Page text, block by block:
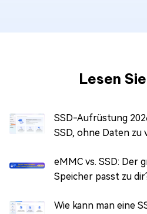
Lesen
SSD-Aufrüstung
SSD, ohne Daten zu
eMMC vs. SSD: Der
Speicher passt zu
Wie kann man eine